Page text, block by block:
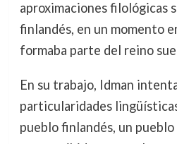
aproximaciones filológicas
finlandés, en un momento
formaba parte del reino
En su trabajo, Idman
particularidades
pueblo finlandés, un